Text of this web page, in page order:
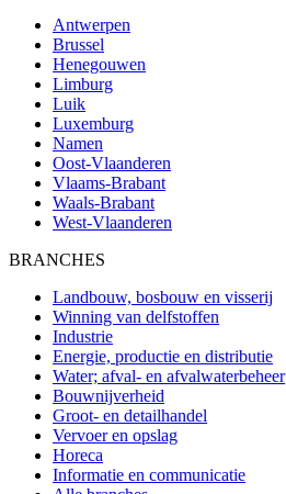
Antwerpen
Brussel
Henegouwen
Limburg
Luik
Luxemburg
Namen
Oost-Vlaanderen
Vlaams-Brabant
Waals-Brabant
West-Vlaanderen
BRANCHES
Landbouw, bosbouw en visserij
Winning van delfstoffen
Industrie
Energie, productie en distributie
Water; afval- en afvalwaterbeheer
Bouwnijverheid
Groot- en detailhandel
Vervoer en opslag
Horeca
Informatie en communicatie